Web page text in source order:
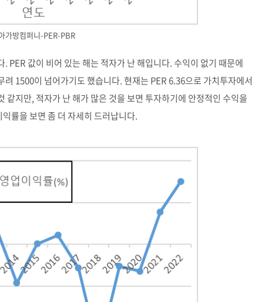
가방컴퍼니-PER-PBR
PER 값이 비어 있는 해는 적자가 난 해입니다. 수익이 없기 때문에
1500이 넘어가기도 했습니다. 현재는 PER 6.36으로 가치투자에서
같지만, 적자가 난 해가 많은 것을 보면 투자하기에 안정적인 수익을
률을 보면 좀 더 자세히 드러납니다.